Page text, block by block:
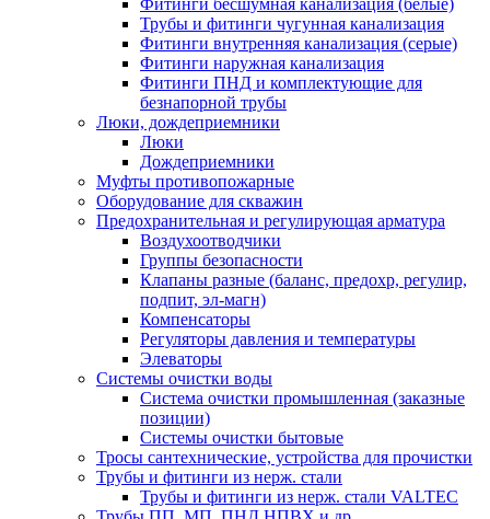
Фитинги бесшумная канализация (белые)
Трубы и фитинги чугунная канализация
Фитинги внутренняя канализация (серые)
Фитинги наружная канализация
Фитинги ПНД и комплектующие для
безнапорной трубы
Люки, дождеприемники
Люки
Дождеприемники
Муфты противопожарные
Оборудование для скважин
Предохранительная и регулирующая арматура
Воздухоотводчики
Группы безопасности
Клапаны разные (баланс, предохр, регулир,
подпит, эл-магн)
Компенсаторы
Регуляторы давления и температуры
Элеваторы
Системы очистки воды
Система очистки промышленная (заказные
позиции)
Системы очистки бытовые
Тросы сантехнические, устройства для прочистки
Трубы и фитинги из нерж. стали
Трубы и фитинги из нерж. стали VALTEC